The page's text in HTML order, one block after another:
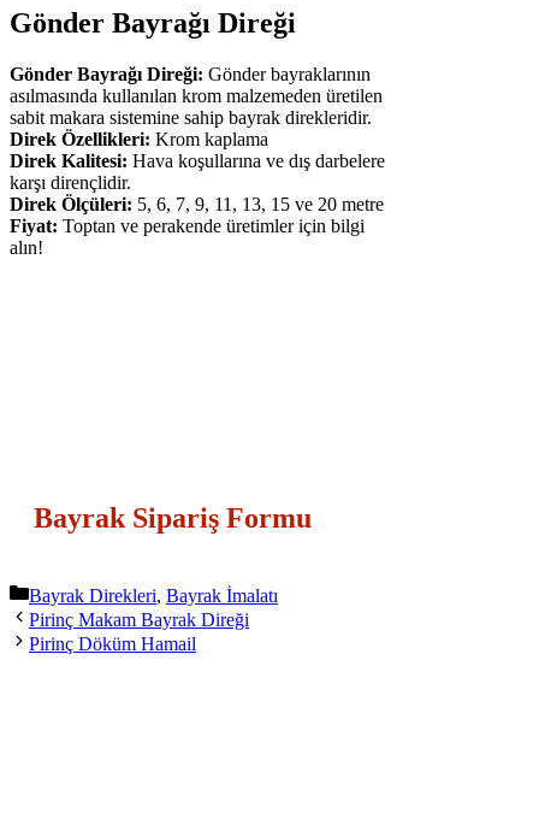
Gönder Bayrağı Direği
Gönder Bayrağı Direği: Gönder bayraklarının
asılmasında kullanılan krom malzemeden üretilen
sabit makara sistemine sahip bayrak direkleridir.
Direk Özellikleri: Krom kaplama
Direk Kalitesi: Hava koşullarına ve dış darbelere
karşı dirençlidir.
Direk Ölçüleri: 5, 6, 7, 9, 11, 13, 15 ve 20 metre
Fiyat: Toptan ve perakende üretimler için bilgi
alın!
Bayrak Sipariş Formu
Kategoriler
Bayrak Direkleri, Bayrak İmalatı
Pirinç Makam Bayrak Direği
Pirinç Döküm Hamail